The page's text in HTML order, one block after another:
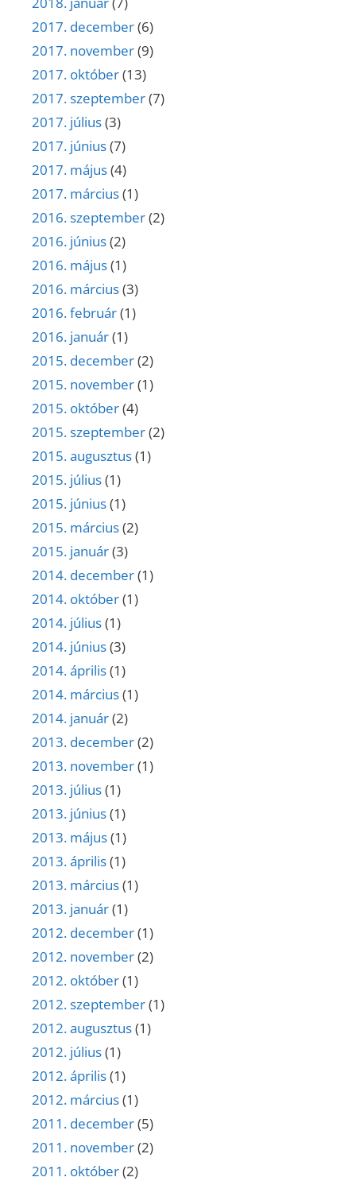
2017. december(6)
2017. november(9)
2017. október(13)
2017. szeptember(7)
2017. július(3)
2017. június(7)
2017. május(4)
2017. március(1)
2016. szeptember(2)
2016. június(2)
2016. május(1)
2016. március(3)
2016. február(1)
2016. január(1)
2015. december(2)
2015. november(1)
2015. október(4)
2015. szeptember(2)
2015. augusztus(1)
2015. július(1)
2015. június(1)
2015. március(2)
2015. január(3)
2014. december(1)
2014. október(1)
2014. július(1)
2014. június(3)
2014. április(1)
2014. március(1)
2014. január(2)
2013. december(2)
2013. november(1)
2013. július(1)
2013. június(1)
2013. május(1)
2013. április(1)
2013. március(1)
2013. január(1)
2012. december(1)
2012. november(2)
2012. október(1)
2012. szeptember(1)
2012. augusztus(1)
2012. július(1)
2012. április(1)
2012. március(1)
2011. december(5)
2011. november(2)
2011. október(2)